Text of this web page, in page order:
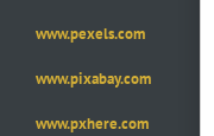
www.pexels.com
www.pixabay.com
www.pxhere.com